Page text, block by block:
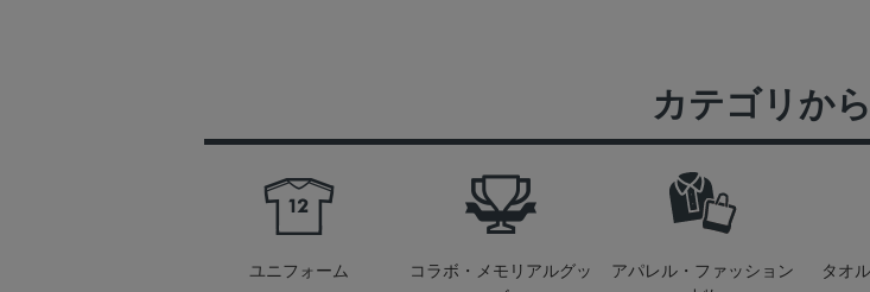
カテゴリか
ユニフォーム
コラボ・メモリアルグッ
アパレル・ファッション
タオ